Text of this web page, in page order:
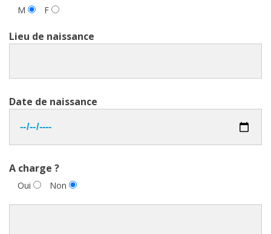
M F
Lieu de naissance
Date de naissance
A charge ?
Oui Non